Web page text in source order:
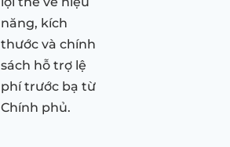
năng, kích
thước và chính
sách hỗ trợ lệ
phí trước bạ từ
Chính phủ.